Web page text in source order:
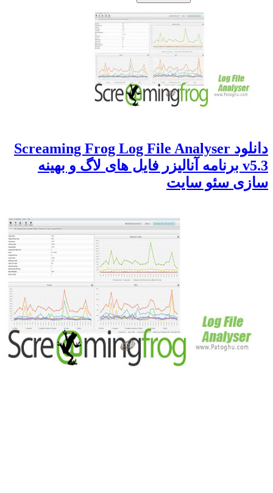
دانلود Screaming Frog Log File Analyser
v5.3 برنامه آنالیزر فایل های لاگ و بهینه
سازی سئو سایت